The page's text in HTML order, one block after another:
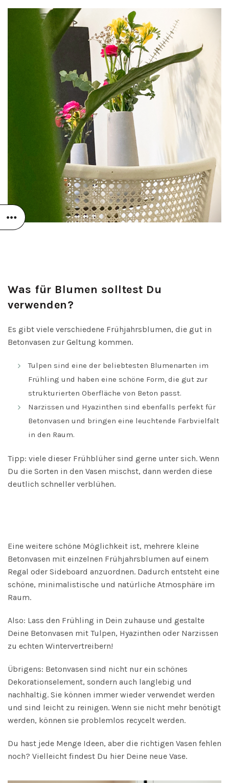
Was für Blumen solltest Du
verwenden?
Es gibt viele verschiedene Frühjahrsblumen, die gut in
Betonvasen zur Geltung kommen.
Tulpen sind eine der beliebtesten Blumenarten im
Frühling und haben eine schöne Form, die gut zur
strukturierten Oberfläche von Beton passt.
Narzissen und Hyazinthen sind ebenfalls perfekt für
Betonvasen und bringen eine leuchtende Farbvielfalt
in den Raum.
Tipp: viele dieser Frühblüher sind gerne unter sich. Wenn
Du die Sorten in den Vasen mischst, dann werden diese
deutlich schneller verblühen.
Eine weitere schöne Möglichkeit ist, mehrere kleine
Betonvasen mit einzelnen Frühjahrsblumen auf einem
Regal oder Sideboard anzuordnen. Dadurch entsteht eine
schöne, minimalistische und natürliche Atmosphäre im
Raum.
Also: Lass den Frühling in Dein zuhause und gestalte
Deine Betonvasen mit Tulpen, Hyazinthen oder Narzissen
zu echten Wintervertreibern!
Übrigens: Betonvasen sind nicht nur ein schönes
Dekorationselement, sondern auch langlebig und
nachhaltig. Sie können immer wieder verwendet werden
und sind leicht zu reinigen. Wenn sie nicht mehr benötigt
werden, können sie problemlos recycelt werden.
Du hast jede Menge Ideen, aber die richtigen Vasen fehlen
noch? Vielleicht findest Du hier Deine neue Vase.